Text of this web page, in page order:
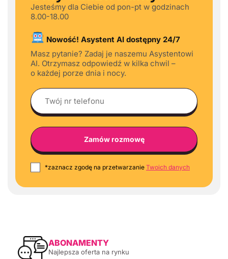
Jesteśmy dla Ciebie od pon-pt w godzinach
8.00-18.00
Nowość! Asystent AI dostępny 24/7
Masz pytanie? Zadaj je naszemu Asystentowi
AI. Otrzymasz odpowiedź w kilka chwil –
o każdej porze dnia i nocy.
*zaznacz zgodę na przetwarzanie Twoich danych
ABONAMENTY
Najlepsza oferta na rynku